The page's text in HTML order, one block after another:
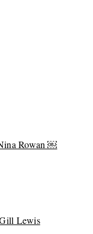
Rowan ￼
Lewis